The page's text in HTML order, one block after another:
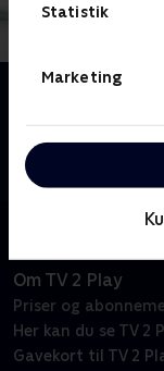
Statistik
Marketing
Om Sørøverne
i er vildt kedelig.
sørøverfamilie!
Om TV 2 Play
Priser og
Her kan du se TV 2
Gavekort til TV 2